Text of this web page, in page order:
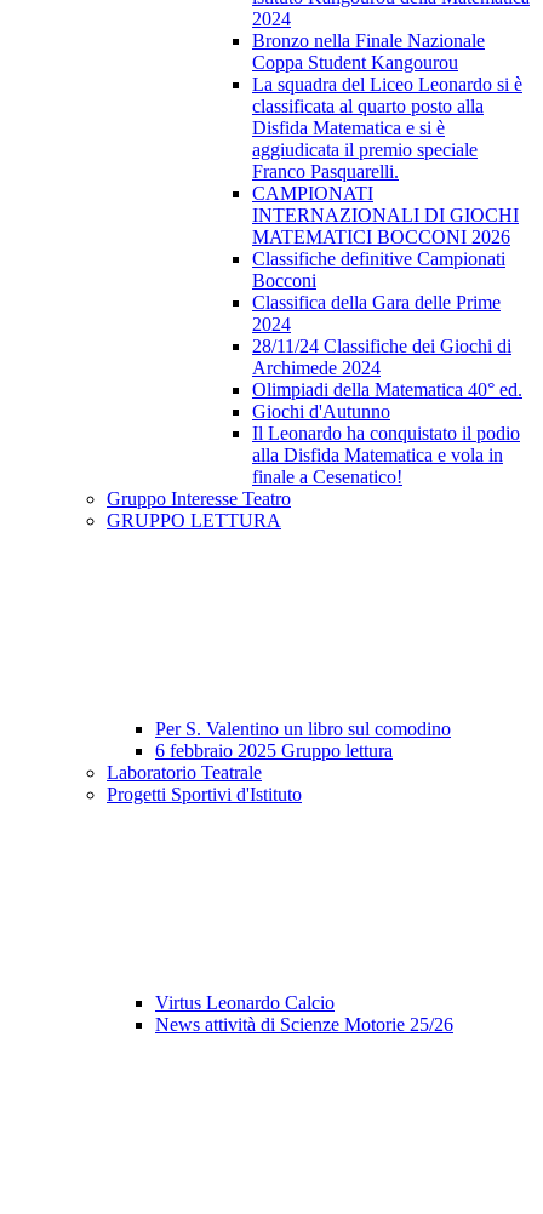
2024
Bronzo nella Finale Nazionale
Coppa Student Kangourou
La squadra del Liceo Leonardo si è
classificata al quarto posto alla
Disfida Matematica e si è
aggiudicata il premio speciale
Franco Pasquarelli.
CAMPIONATI
INTERNAZIONALI DI GIOCHI
MATEMATICI BOCCONI 2026
Classifiche definitive Campionati
Bocconi
Classifica della Gara delle Prime
2024
28/11/24 Classifiche dei Giochi di
Archimede 2024
Olimpiadi della Matematica 40° ed.
Giochi d'Autunno
Il Leonardo ha conquistato il podio
alla Disfida Matematica e vola in
finale a Cesenatico!
Gruppo Interesse Teatro
GRUPPO LETTURA
Per S. Valentino un libro sul comodino
6 febbraio 2025 Gruppo lettura
Laboratorio Teatrale
Progetti Sportivi d'Istituto
Virtus Leonardo Calcio
News attività di Scienze Motorie 25/26